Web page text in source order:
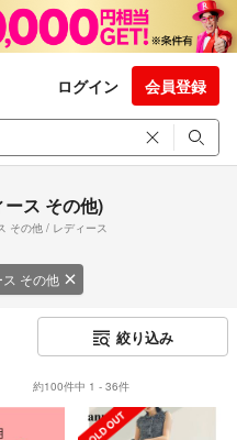
ログイン 会員登録
ス その他)
その他 / レディース
ス その他
絞り込み
約100件中 1 - 36件